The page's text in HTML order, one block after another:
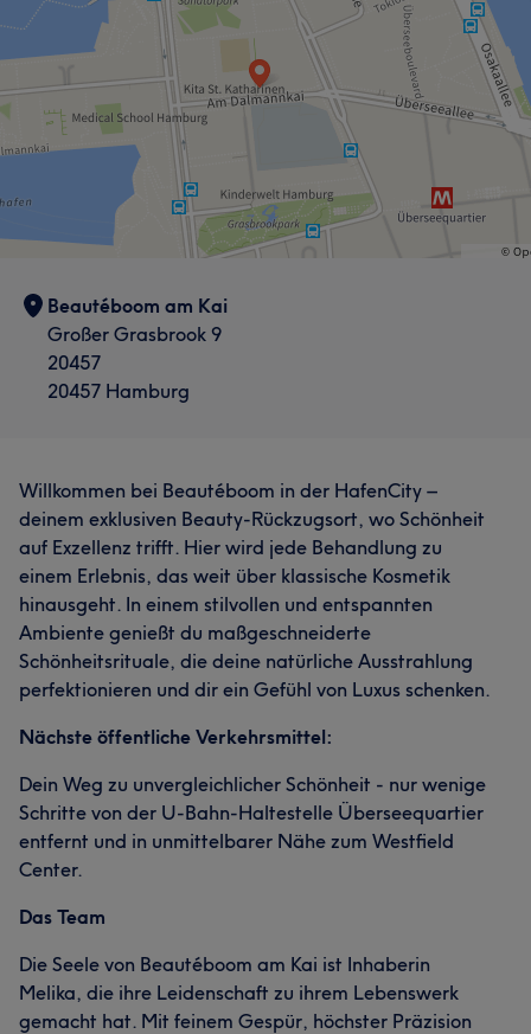
Beautéboom am Kai
Großer Grasbrook 9
20457
20457 Hamburg
Willkommen bei Beautéboom in der HafenCity –
deinem exklusiven Beauty-Rückzugsort, wo Schönheit
auf Exzellenz trifft. Hier wird jede Behandlung zu
einem Erlebnis, das weit über klassische Kosmetik
hinausgeht. In einem stilvollen und entspannten
Ambiente genießt du maßgeschneiderte
Schönheitsrituale, die deine natürliche Ausstrahlung
perfektionieren und dir ein Gefühl von Luxus schenken.
Nächste öffentliche Verkehrsmittel:
Dein Weg zu unvergleichlicher Schönheit - nur wenige
Schritte von der U-Bahn-Haltestelle Überseequartier
entfernt und in unmittelbarer Nähe zum Westfield
Center.
Das Team
Die Seele von Beautéboom am Kai ist Inhaberin
Melika, die ihre Leidenschaft zu ihrem Lebenswerk
gemacht hat. Mit feinem Gespür, höchster Präzision